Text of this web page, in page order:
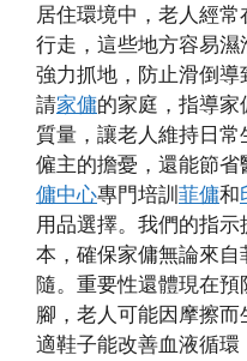
居住環境中，老人經
行走，這些地方容易
強力抓地，防止滑倒
請家傭的家庭，指導
質量，讓老人維持日
僱主的擔憂，還能節
傭中心專門培訓 菲傭和
用品選擇。我們的指
本，確保家傭無論來
隨。重要性還體現在
腳，老人可能因摩擦
適鞋子能改善血液循